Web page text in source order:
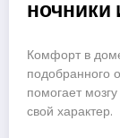
Комфорт в
подобранного
помогает
свой характер.